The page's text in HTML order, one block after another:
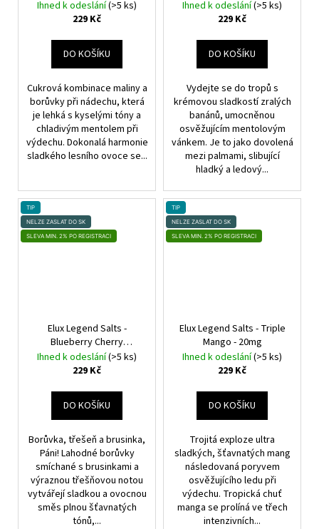
20mg
Ihned k odeslání(>5 ks)
229 Kč
DO KOŠÍKU
Cukrová kombinace maliny a
borůvky při nádechu, která
je lehká s kyselými tóny a
chladivým mentolem při
výdechu. Dokonalá harmonie
sladkého lesního ovoce se...
Ihned k odeslání(>5 ks)
229 Kč
DO KOŠÍKU
Vydejte se do tropů s
krémovou sladkostí zralých
banánů, umocněnou
osvěžujícím mentolovým
vánkem. Je to jako dovolená
mezi palmami, slibující
hladký a ledový...
TIP
NELZE ZASLAT DO SK
SLEVA MIN. 2% PO REGISTRACI
Elux Legend Salts -
Blueberry Cherry
Cranberry - 20mg
Ihned k odeslání(>5 ks)
229 Kč
DO KOŠÍKU
Borůvka, třešeň a brusinka,
Páni! Lahodné borůvky
smíchané s brusinkami a
výraznou třešňovou notou
vytvářejí sladkou a ovocnou
směs plnou šťavnatých
tónů,...
TIP
NELZE ZASLAT DO SK
SLEVA MIN. 2% PO REGISTRACI
Elux Legend Salts - Triple
Mango - 20mg
Ihned k odeslání(>5 ks)
229 Kč
DO KOŠÍKU
Trojitá exploze ultra
sladkých, šťavnatých mang
následovaná poryvem
osvěžujícího ledu při
výdechu. Tropická chuť
manga se prolíná ve třech
intenzivních...